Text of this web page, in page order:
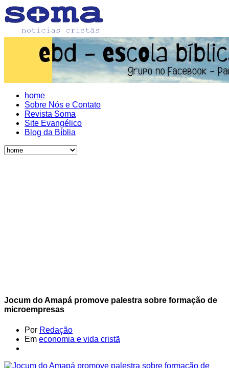
home
Sobre Nós e Contato
Revista Soma
Site Evangélico
Blog da Bíblia
Jocum do Amapá promove palestra sobre formação de
microempresas
Por Redação
Em economia e vida cristã